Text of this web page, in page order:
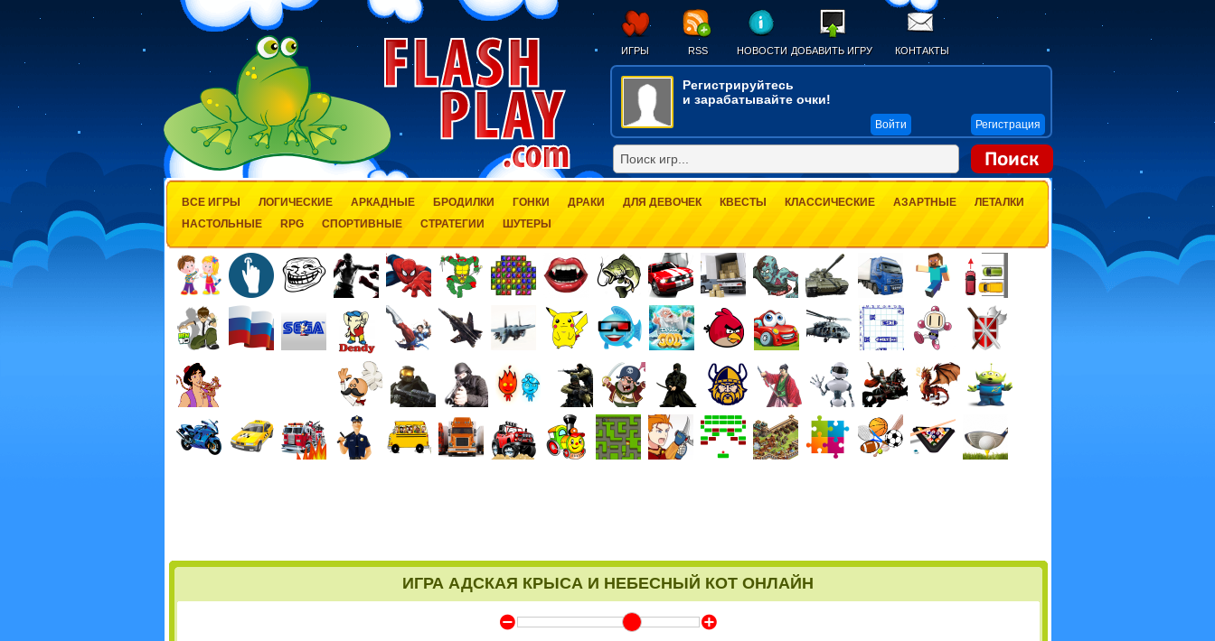
ИГРЫ RSS НОВОСТИ ДОБАВИТЬ ИГРУ КОНТАКТЫ
Регистрируйтесь
и зарабатывайте очки!
Войти Регистрация
ВСЕ ИГРЫ ЛОГИЧЕСКИЕ АРКАДНЫЕ БРОДИЛКИ ГОНКИ ДРАКИ ДЛЯ ДЕВОЧЕК КВЕСТЫ КЛАССИЧЕСКИЕ АЗАРТНЫЕ
ЛЕТАЛКИ
НАСТОЛЬНЫЕ
RPG СПОРТИВНЫЕ СТРАТЕГИИ ШУТЕРЫ
ИГРА АДСКАЯ КРЫСА И НЕБЕСНЫЙ КОТ ОНЛАЙН
Y Z